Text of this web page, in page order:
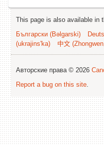
This page is also available in
Български (Bəlgarski)
(ukrajins'ka)
中文
Авторские права © 2026
Report a bug on this site.